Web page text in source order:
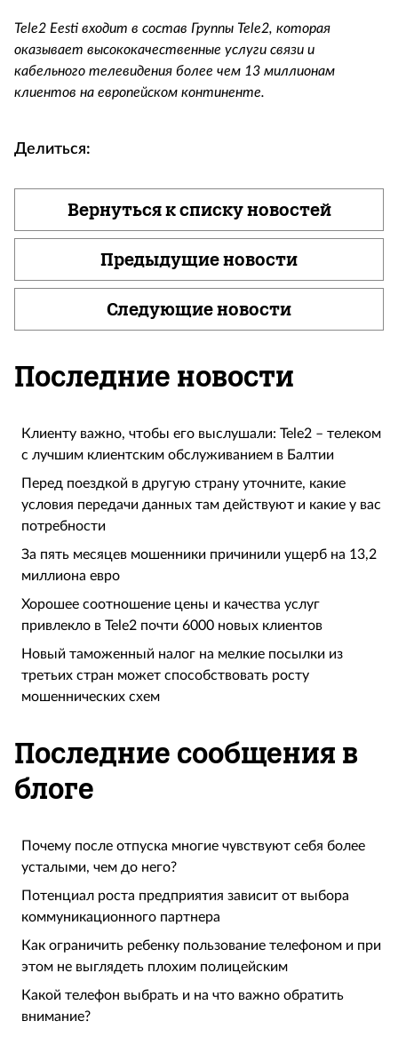
Tele2 Eesti входит в состав Группы Tele2, которая
оказывает высококачественные услуги связи и
кабельного телевидения более чем 13 миллионам
клиентов на европейском континенте.
Делиться:
Вернуться к списку новостей
Предыдущие новости
Следующие новости
Последние новости
Клиенту важно, чтобы его выслушали: Tele2 – телеком
с лучшим клиентским обслуживанием в Балтии
Перед поездкой в другую страну уточните, какие
условия передачи данных там действуют и какие у вас
потребности
За пять месяцев мошенники причинили ущерб на 13,2
миллиона евро
Хорошее соотношение цены и качества услуг
привлекло в Tele2 почти 6000 новых клиентов
Новый таможенный налог на мелкие посылки из
третьих стран может способствовать росту
мошеннических схем
Последние сообщения в
блоге
Почему после отпуска многие чувствуют себя более
усталыми, чем до него?
Потенциал роста предприятия зависит от выбора
коммуникационного партнера
Как ограничить ребенку пользование телефоном и при
этом не выглядеть плохим полицейским
Какой телефон выбрать и на что важно обратить
внимание?